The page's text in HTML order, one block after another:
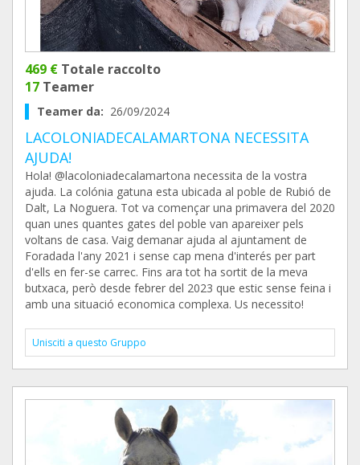
469 € Totale raccolto
17 Teamer
Teamer da: 26/09/2024
LACOLONIADECALAMARTONA NECESSITA
AJUDA!
Hola! @lacoloniadecalamartona necessita de la vostra
ajuda. La colónia gatuna esta ubicada al poble de Rubió de
Dalt, La Noguera. Tot va començar una primavera del 2020
quan unes quantes gates del poble van apareixer pels
voltans de casa. Vaig demanar ajuda al ajuntament de
Foradada l'any 2021 i sense cap mena d'interés per part
d'ells en fer-se carrec. Fins ara tot ha sortit de la meva
butxaca, però desde febrer del 2023 que estic sense feina i
amb una situació economica complexa. Us necessito!
Unisciti a questo Gruppo